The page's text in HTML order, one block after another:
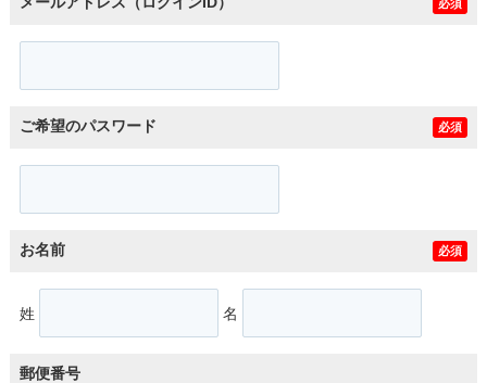
必須
ご希望のパスワード 必須
お名前 必須
姓 名
郵便番号